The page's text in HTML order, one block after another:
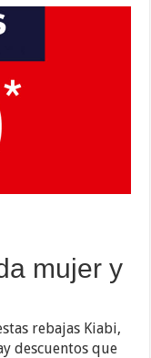
mujer y
rebajas Kiabi,
descuentos que